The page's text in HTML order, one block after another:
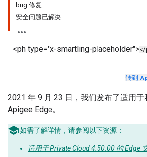
bug 修复
安全问题已解决
<ph type="x-smartling-placeholder"></
转到
2021 年 9 月 23 日，我们发布了适用于
Apigee Edge。
如需了解详情，请参阅以下资源：
适用于 Private Cloud 4.50.00 的 Edge